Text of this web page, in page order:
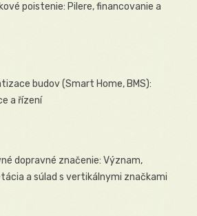
poistenie: Pilere, financovanie a
budov (Smart Home, BMS):
a řízení
dopravné značenie: Význam,
a súlad s vertikálnymi značkami